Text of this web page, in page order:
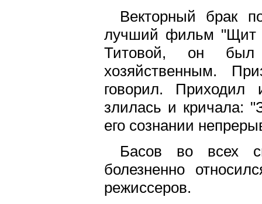
Векторный брак
лучший фильм "Щит
Титовой, он был
хозяйственным.
говорил. Приходил
злилась и кричала:
его сознании
Басов во всех
болезненно
режиссеров.